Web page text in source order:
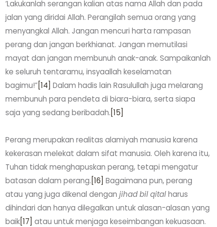
‘Lakukanlah serangan kalian atas nama Allah dan pada
jalan yang diridai Allah. Perangilah semua orang yang
menyangkal Allah. Jangan mencuri harta rampasan
perang dan jangan berkhianat. Jangan memutilasi
mayat dan jangan membunuh anak-anak. Sampaikanlah
ke seluruh tentaramu, insyaallah keselamatan
bagimu!”[14] Dalam hadis lain Rasulullah juga melarang
membunuh para pendeta di biara-biara, serta siapa
saja yang sedang beribadah.[15]
Perang merupakan realitas alamiyah manusia karena
kekerasan melekat dalam sifat manusia. Oleh karena itu,
Tuhan tidak menghapuskan perang, tetapi mengatur
batasan dalam perang.[16] Bagaimana pun, perang
atau yang juga dikenal denganjihad bil qitalharus
dihindari dan hanya dilegalkan untuk alasan-alasan yang
baik[17] atau untuk menjaga keseimbangan kekuasaan.